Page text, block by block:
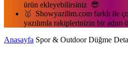
ürün ekleyebilirsiniz 😎
🥇 Showyazilim.com farklı ile
yazılımla rakiplerinizin bir adım
Anasayfa Spor & OutdoorDüğme